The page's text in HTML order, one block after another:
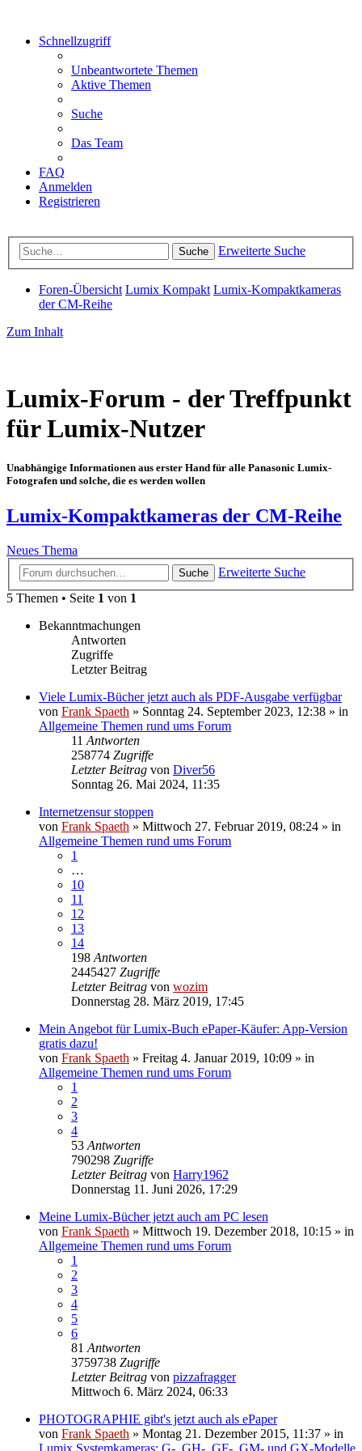
Schnellzugriff
Unbeantwortete Themen
Aktive Themen
Suche
Das Team
FAQ
Anmelden
Registrieren
Suche Erweiterte Suche
Foren-Übersicht Lumix Kompakt Lumix-Kompaktkameras
der CM-Reihe
Zum Inhalt
Lumix-Forum - der Treffpunkt
für Lumix-Nutzer
Unabhängige Informationen aus erster Hand für alle Panasonic Lumix-
Fotografen und solche, die es werden wollen
Lumix-Kompaktkameras der CM-Reihe
Neues Thema
Suche
Erweiterte Suche
5 Themen • Seite 1 von 1
Bekanntmachungen
Antworten
Zugriffe
Letzter Beitrag
Viele Lumix-Bücher jetzt auch als PDF-Ausgabe verfügbar
von Frank Spaeth » Sonntag 24. September 2023, 12:38 » in
Allgemeine Themen rund ums Forum
11 Antworten
258774 Zugriffe
Letzter Beitrag von Diver56
Sonntag 26. Mai 2024, 11:35
Internetzensur stoppen
von Frank Spaeth » Mittwoch 27. Februar 2019, 08:24 » in
Allgemeine Themen rund ums Forum
1
…
10
11
12
13
14
198 Antworten
2445427 Zugriffe
Letzter Beitrag von wozim
Donnerstag 28. März 2019, 17:45
Mein Angebot für Lumix-Buch ePaper-Käufer: App-Version
gratis dazu!
von Frank Spaeth » Freitag 4. Januar 2019, 10:09 » in
Allgemeine Themen rund ums Forum
1
2
3
4
53 Antworten
790298 Zugriffe
Letzter Beitrag von Harry1962
Donnerstag 11. Juni 2026, 17:29
Meine Lumix-Bücher jetzt auch am PC lesen
von Frank Spaeth » Mittwoch 19. Dezember 2018, 10:15 » in
Allgemeine Themen rund ums Forum
1
2
3
4
5
6
81 Antworten
3759738 Zugriffe
Letzter Beitrag von pizzafragger
Mittwoch 6. März 2024, 06:33
PHOTOGRAPHIE gibt's jetzt auch als ePaper
von Frank Spaeth » Montag 21. Dezember 2015, 11:37 » in
Lumix Systemkameras: G-, GH-, GF-, GM- und GX-Modelle